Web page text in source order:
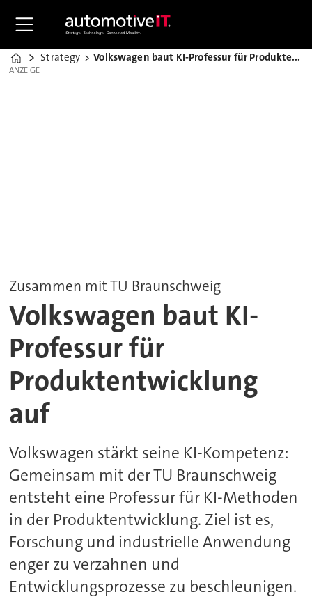
Home
Strategy Volkswagen baut KI-Professur für Produktentwicklung auf
ANZEIGE
ANZEIGE
Zusammen mit TU Braunschweig
Volkswagen baut KI-
Professur für
Produktentwicklung
auf
Volkswagen stärkt seine KI-Kompetenz:
Gemeinsam mit der TU Braunschweig
entsteht eine Professur für KI-Methoden
in der Produktentwicklung. Ziel ist es,
Forschung und industrielle Anwendung
enger zu verzahnen und
Entwicklungsprozesse zu beschleunigen.